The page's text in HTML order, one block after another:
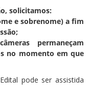
solicitamos:
e sobrenome) a fim
permaneçam
no momento em que
pode ser assistida